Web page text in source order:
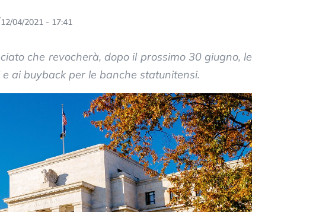
12/04/2021 - 17:41
che revocherà, dopo il prossimo 30 giugno, le
ai buyback per le banche statunitensi.